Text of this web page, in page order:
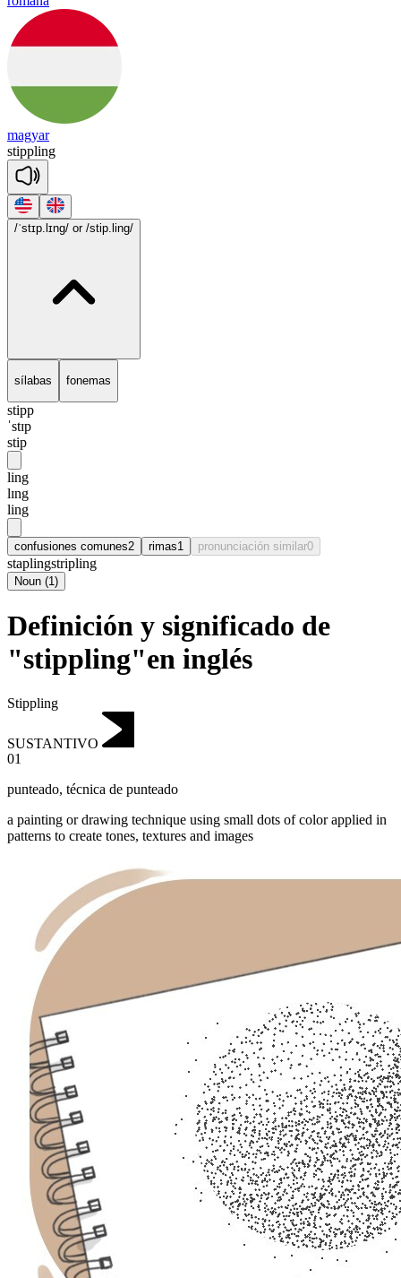
magyar
stippling
/ˈstɪp.lɪng/ or /stip.ling/
sílabas fonemas
stipp
ˈstɪp
stip
ling
lɪng
ling
confusiones comunes2 rimas1 pronunciación similar0
staplingstripling
Noun (1)
Definición y significado de
"stippling"en inglés
Stippling
SUSTANTIVO
01
punteado, técnica de punteado
a painting or drawing technique using small dots of color applied in
patterns to create tones, textures and images